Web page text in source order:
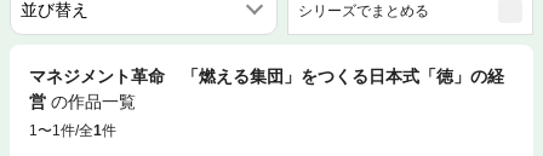
シリーズでまとめる
マネジメント革命 「燃える集団」をつくる日本式「徳」の経
営 の作品一覧
1〜1件/全1件